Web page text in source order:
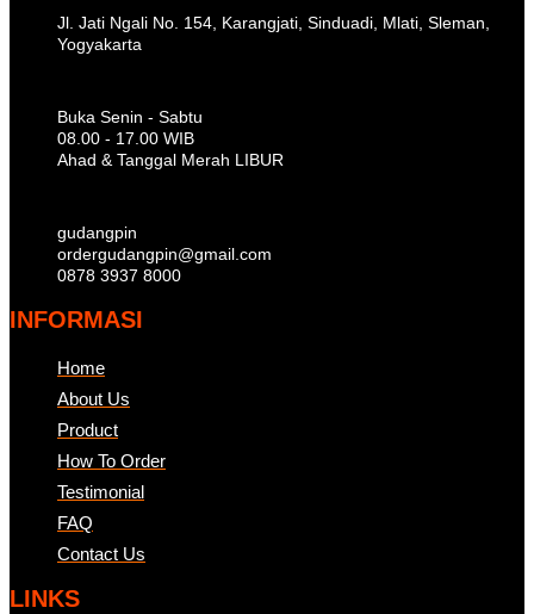
Jl. Jati Ngali No. 154, Karangjati, Sinduadi, Mlati, Sleman,
Yogyakarta
Buka Senin - Sabtu
08.00 - 17.00 WIB
Ahad & Tanggal Merah LIBUR
gudangpin
ordergudangpin@gmail.com
0878 3937 8000
INFORMASI
Home
About Us
Product
How To Order
Testimonial
FAQ
Contact Us
LINKS